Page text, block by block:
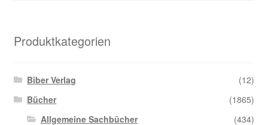
Produktkategorien
Biber Verlag
(12)
Bücher
(1865)
Allgemeine Sachbücher
(434)